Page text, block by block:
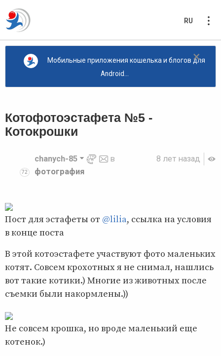
RU
×
Мобильные приложения кошелька и блогов для
Android...
Котофотоэстафета №5 -
Котокрошки
8 лет назад
72
chanych-85
в
фотография
Пост для эстафеты от @lilia, ссылка на условия
в конце поста
В этой котоэстафете участвуют фото маленьких
котят. Совсем крохотных я не снимал, нашлись
вот такие котики.) Многие из животных после
съемки были накормлены.))
Не совсем крошка, но вроде маленький еще
котенок.)